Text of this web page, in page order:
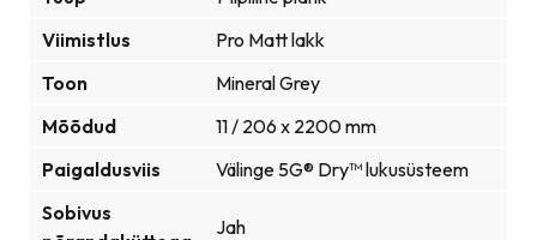
Viimistlus
Pro Matt lakk
Toon
Mineral Grey
Mõõdud
11 / 206 x 2200 mm
Paigaldusviis
Välinge 5G® Dry™ lukusüsteem
Sobivus
Jah